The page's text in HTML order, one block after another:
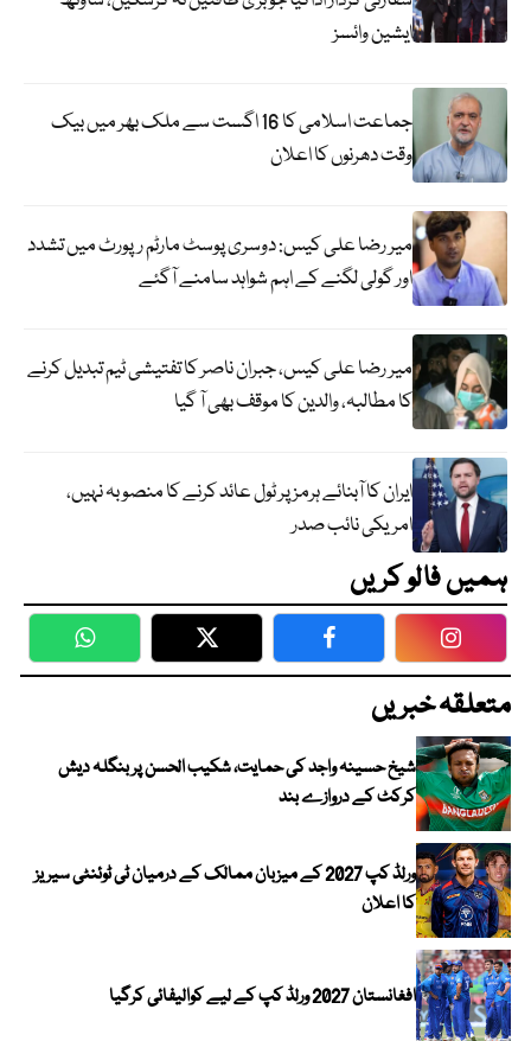
ایشین وائسز
جماعت اسلامی کا 16 اگست سے ملک بھر میں بیک
وقت دھرنوں کا اعلان
میر رضا علی کیس: دوسری پوسٹ مارٹم رپورٹ میں تشدد
اور گولی لگنے کے اہم شواہد سامنے آگئے
میر رضا علی کیس، جبران ناصر کا تفتیشی ٹیم تبدیل کرنے
کا مطالبہ، والدین کا موقف بھی آ گیا
ایران کا آبنائے ہرمز پر ٹول عائد کرنے کا منصوبہ نہیں،
امریکی نائب صدر
ہمیں فالو کریں
WhatsApp Twitter Facebook
متعلقہ خبریں
شیخ حسینہ واجد کی حمایت، شکیب الحسن پر بنگلہ دیش
کرکٹ کے دروازے بند
ورلڈ کپ 2027 کے میزبان ممالک کے درمیان ٹی ٹوئنٹی سیریز
کا اعلان
افغانستان 2027 ورلڈ کپ کے لیے کوالیفائی کرگیا